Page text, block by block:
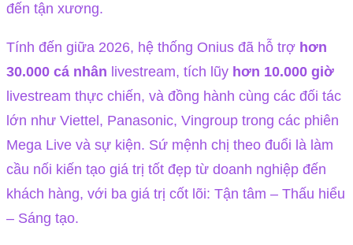
đến tận xương.
Tính đến giữa 2026, hệ thống Onius đã hỗ trợ hơn
30.000 cá nhân livestream, tích lũy hơn 10.000 giờ
livestream thực chiến, và đồng hành cùng các đối tác
lớn như Viettel, Panasonic, Vingroup trong các phiên
Mega Live và sự kiện. Sứ mệnh chị theo đuổi là làm
cầu nối kiến tạo giá trị tốt đẹp từ doanh nghiệp đến
khách hàng, với ba giá trị cốt lõi: Tận tâm – Thấu hiểu
– Sáng tạo.